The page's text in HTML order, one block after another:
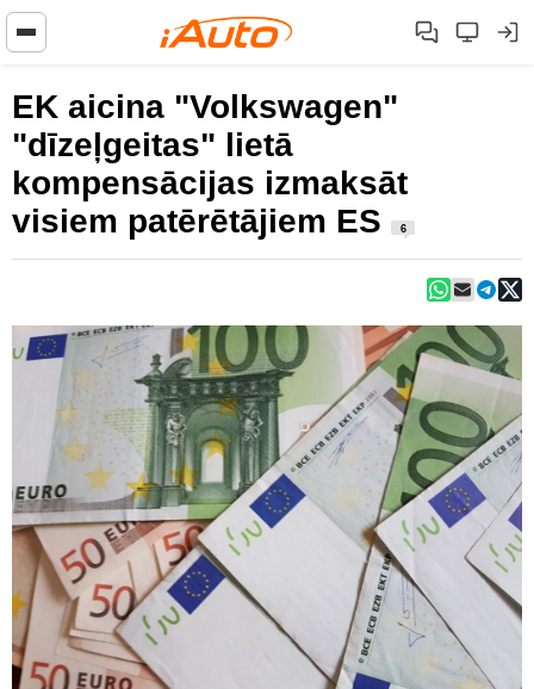
EK aicina "Volkswagen"
"dīzeļgeitas" lietā
kompensācijas izmaksāt
visiem patērētājiem ES
6